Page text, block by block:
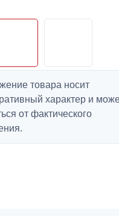
товара носит
характер и
от фактического